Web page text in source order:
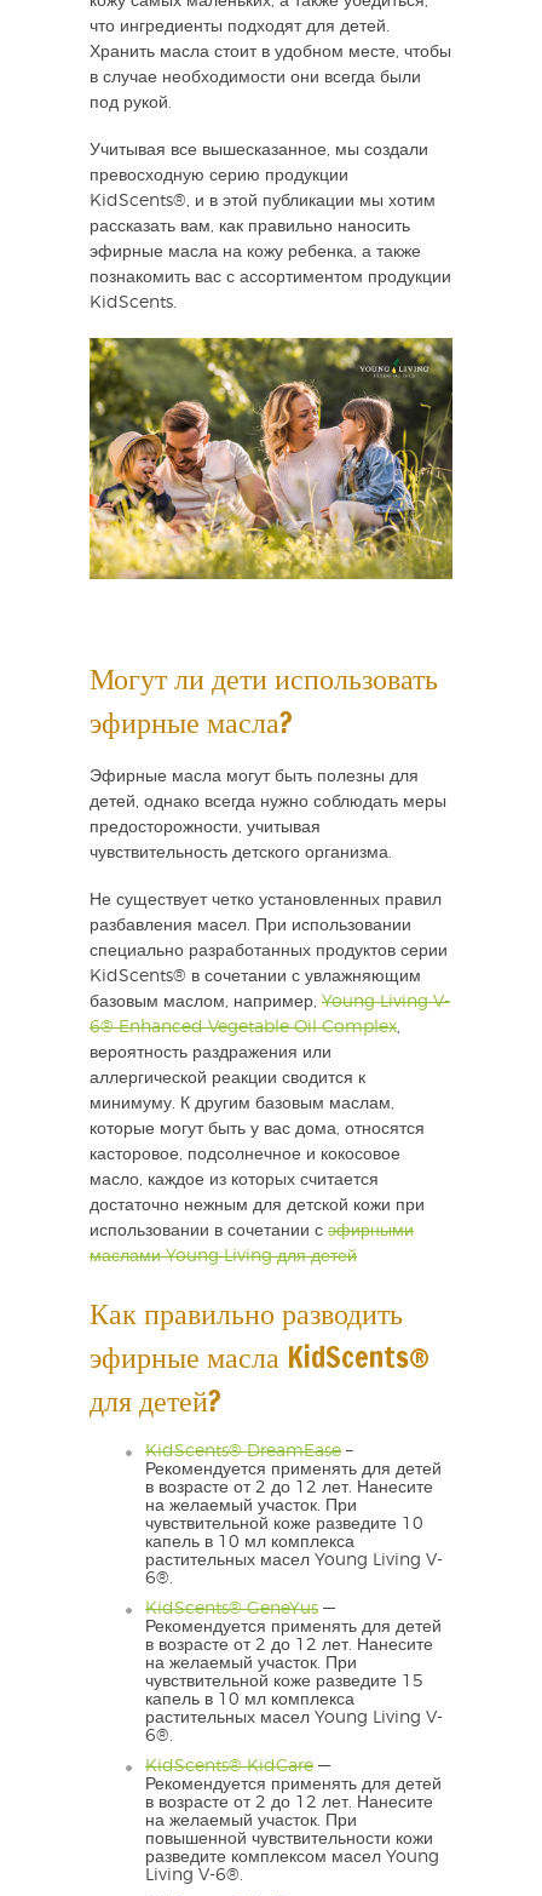
что ингредиенты подходят для детей.
Хранить масла стоит в удобном месте, чтобы
в случае необходимости они всегда были
под рукой.
Учитывая все вышесказанное, мы создали
превосходную серию продукции
KidScents®, и в этой публикации мы хотим
рассказать вам, как правильно наносить
эфирные масла на кожу ребенка, а также
познакомить вас с ассортиментом продукции
KidScents.
Могут ли дети использовать
эфирные масла?
Эфирные масла могут быть полезны для
детей, однако всегда нужно соблюдать меры
предосторожности, учитывая
чувствительность детского организма.
Не существует четко установленных правил
разбавления масел. При использовании
специально разработанных продуктов серии
KidScents® в сочетании с увлажняющим
базовым маслом, например, Young Living V-
6® Enhanced Vegetable Oil Complex,
вероятность раздражения или
аллергической реакции сводится к
минимуму. К другим базовым маслам,
которые могут быть у вас дома, относятся
касторовое, подсолнечное и кокосовое
масло, каждое из которых считается
достаточно нежным для детской кожи при
использовании в сочетании с эфирными
маслами Young Living для детей
Как правильно разводить
эфирные масла KidScents®
для детей?
KidScents® DreamEase –
Рекомендуется применять для детей
в возрасте от 2 до 12 лет. Нанесите
на желаемый участок. При
чувствительной коже разведите 10
капель в 10 мл комплекса
растительных масел Young Living V-
6®.
KidScents® GeneYus —
Рекомендуется применять для детей
в возрасте от 2 до 12 лет. Нанесите
на желаемый участок. При
чувствительной коже разведите 15
капель в 10 мл комплекса
растительных масел Young Living V-
6®.
KidScents® KidCare —
Рекомендуется применять для детей
в возрасте от 2 до 12 лет. Нанесите
на желаемый участок. При
повышенной чувствительности кожи
разведите комплексом масел Young
Living V-6®.